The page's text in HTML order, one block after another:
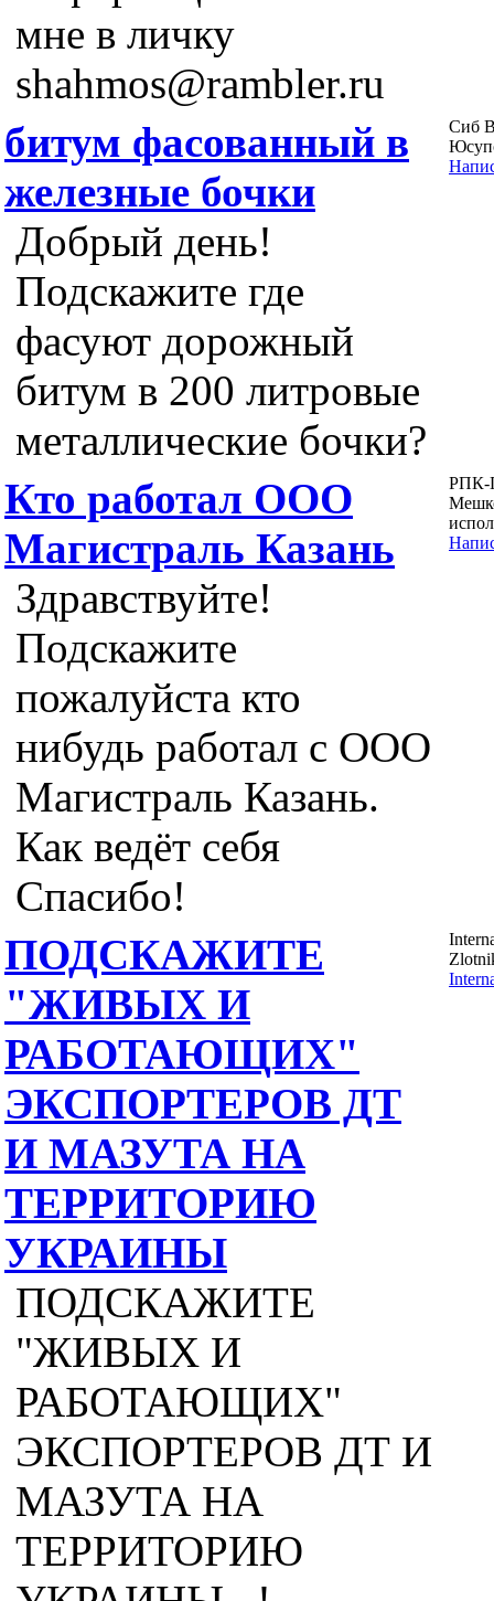
мне в личку
shahmos@rambler.ru
битум фасованный в
железные бочки
Добрый день!
Подскажите где
фасуют дорожный
битум в 200 литровые
металлические бочки?
Сиб
Кто работал ООО
Магистраль Казань
Здравствуйте!
Подскажите
пожалуйста кто
нибудь работал с ООО
Магистраль Казань.
Как ведёт себя
Спасибо!
ПОДСКАЖИТЕ
"ЖИВЫХ И
РАБОТАЮЩИХ"
ЭКСПОРТЕРОВ ДТ
И МАЗУТА НА
ТЕРРИТОРИЮ
УКРАИНЫ
ПОДСКАЖИТЕ
"ЖИВЫХ И
РАБОТАЮЩИХ"
ЭКСПОРТЕРОВ ДТ И
МАЗУТА НА
ТЕРРИТОРИЮ